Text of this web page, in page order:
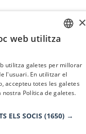
×
web utilitza
utilitza galetes per millorar
l'usuari. En utilitzar el
accepteu totes les galetes
nostra Política de galetes.
ELS SOCIS (1650) →